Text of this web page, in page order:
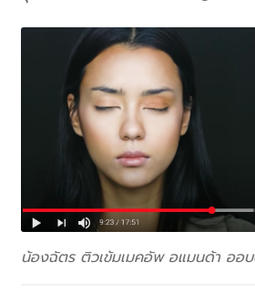
น้องฉัตร ติวเข้มเมคอัพ อแมนด้า ออ